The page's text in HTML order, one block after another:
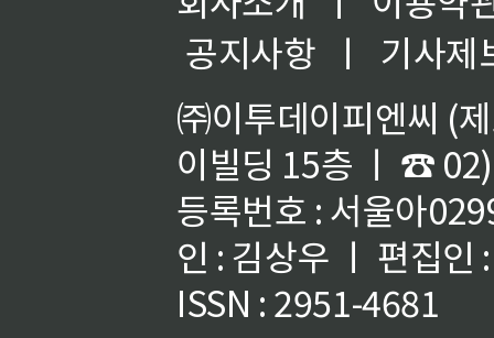
공지사항
ㅣ
기사제
㈜이투데이피엔씨 (
이빌딩 15층 ㅣ ☎
등록번호 : 서울아
인 : 김상우 ㅣ 편집인
ISSN : 2951-4681